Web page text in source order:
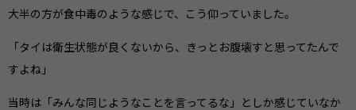
大半の方が食中毒のような感じで、こう仰っていました。
「タイは衛生状態が良くないから、きっとお腹壊すと思ってたんで
すよね」
当時は「みんな同じようなことを言ってるな」としか感じていなか